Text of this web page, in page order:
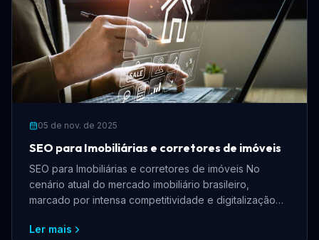
05 de nov. de 2025
SEO para Imobiliárias e corretores de imóveis
SEO para Imobiliárias e corretores de imóveis No
cenário atual do mercado imobiliário brasileiro,
marcado por intensa competitividade e digitalização
Ler mais